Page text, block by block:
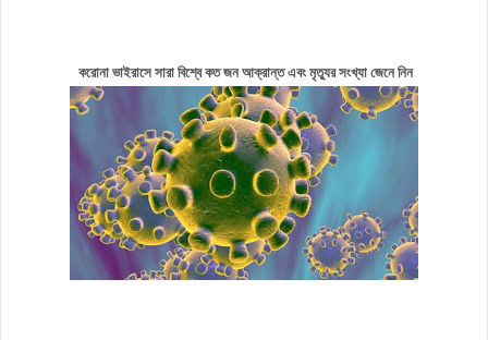
করোনা ভাইরাসে সারা বিশ্বে কত জন আক্রান্ত এবং মৃত্যুর সংখ্যা জেনে নিন